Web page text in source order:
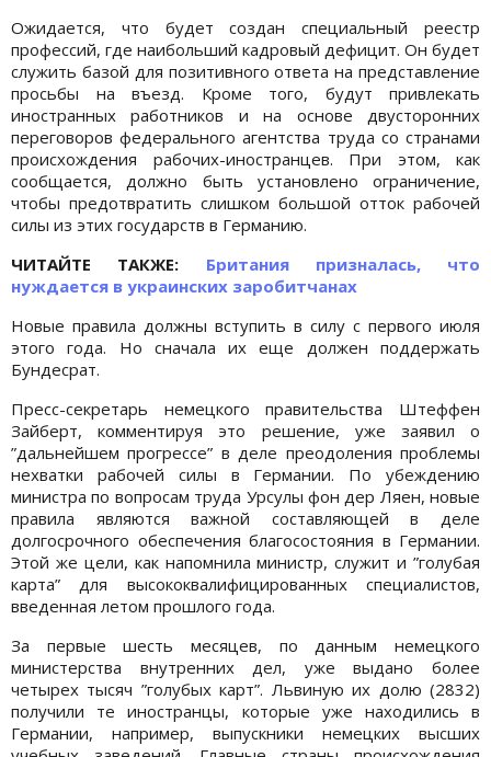
Ожидается, что будет создан специальный реестр
профессий, где наибольший кадровый дефицит. Он будет
служить базой для позитивного ответа на представление
просьбы на въезд. Кроме того, будут привлекать
иностранных работников и на основе двусторонних
переговоров федерального агентства труда со странами
происхождения рабочих-иностранцев. При этом, как
сообщается, должно быть установлено ограничение,
чтобы предотвратить слишком большой отток рабочей
силы из этих государств в Германию.
ЧИТАЙТЕ ТАКЖЕ: Британия призналась, что
нуждается в украинских заробитчанах
Новые правила должны вступить в силу с первого июля
этого года. Но сначала их еще должен поддержать
Бундесрат.
Пресс-секретарь немецкого правительства Штеффен
Зайберт, комментируя это решение, уже заявил о
”дальнейшем прогрессе” в деле преодоления проблемы
нехватки рабочей силы в Германии. По убеждению
министра по вопросам труда Урсулы фон дер Ляен, новые
правила являются важной составляющей в деле
долгосрочного обеспечения благосостояния в Германии.
Этой же цели, как напомнила министр, служит и ”голубая
карта” для высококвалифицированных специалистов,
введенная летом прошлого года.
За первые шесть месяцев, по данным немецкого
министерства внутренних дел, уже выдано более
четырех тысяч ”голубых карт”. Львиную их долю (2832)
получили те иностранцы, которые уже находились в
Германии, например, выпускники немецких высших